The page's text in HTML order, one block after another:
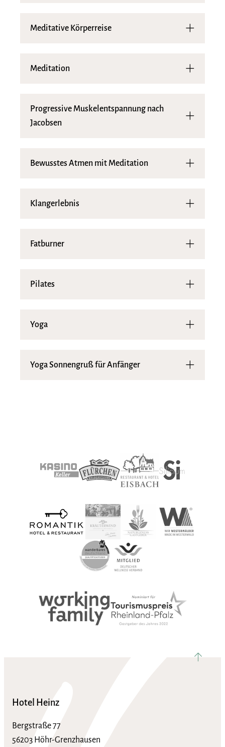
Meditative Körperreise
Meditation
Progressive Muskelentspannung nach
Jacobsen
Bewusstes Atmen mit Meditation
Klangerlebnis
Fatburner
Pilates
Yoga
Yoga Sonnengruß für Anfänger
Hotel Heinz
Bergstraße 77
56203 Höhr-Grenzhausen